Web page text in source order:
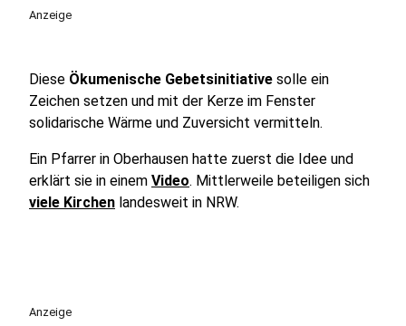
Anzeige
Diese Ökumenische Gebetsinitiative solle ein
Zeichen setzen und mit der Kerze im Fenster
solidarische Wärme und Zuversicht vermitteln.
Ein Pfarrer in Oberhausen hatte zuerst die Idee und
erklärt sie in einem Video. Mittlerweile beteiligen sich
viele Kirchen landesweit in NRW.
Anzeige